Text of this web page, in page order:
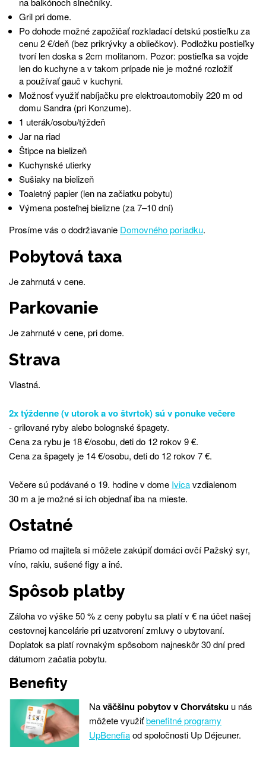
Gril pri dome.
Po dohode možné zapožičať rozkladací detskú postieľku za
cenu 2 €/deň (bez prikrývky a obliečkov). Podložku postieľky
tvorí len doska s 2cm molitanom. Pozor: postieľka sa vojde
len do kuchyne a v takom prípade nie je možné rozložiť
a používať gauč v kuchyni.
Možnosť využiť nabíjačku pre elektroautomobily 220 m od
domu Sandra (pri Konzume).
1 uterák/osobu/týždeň
Jar na riad
Štipce na bielizeň
Kuchynské utierky
Sušiaky na bielizeň
Toaletný papier (len na začiatku pobytu)
Výmena posteľnej bielizne (za 7–10 dní)
Prosíme vás o dodržiavanie Domovného poriadku.
Pobytová taxa
Je zahrnutá v cene.
Parkovanie
Je zahrnuté v cene, pri dome.
Strava
Vlastná.
2x týždenne (v utorok a vo štvrtok) sú v ponuke večere
- grilované ryby alebo bolognské špagety.
Cena za rybu je 18 €/osobu, deti do 12 rokov 9 €.
Cena za špagety je 14 €/osobu, deti do 12 rokov 7 €.
Večere sú podávané o 19. hodine v dome Ivicavzdialenom
30 m a je možné si ich objednať iba na mieste.
Ostatné
Priamo od majiteľa si môžete zakúpiť domáci ovčí Pažský syr,
víno, rakiu, sušené figy a iné.
Spôsob platby
Záloha vo výške 50 % z ceny pobytu sa platí v € na účet našej
cestovnej kancelárie pri uzatvorení zmluvy o ubytovaní.
Doplatok sa platí rovnakým spôsobom najneskôr 30 dní pred
dátumom začatia pobytu.
Benefity
Naväčšinu pobytov v Chorvátsku u nás
môžete využiťbenefitné programy
UpBenefiaod spoločnosti Up Déjeuner.